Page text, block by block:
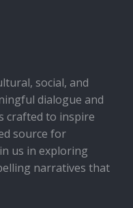
social, and
dialogue and
crafted to inspire
source for
us in exploring
narratives that